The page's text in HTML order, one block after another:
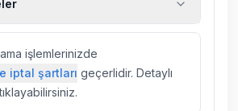
fiyatlara dahil değildir.
düzenli olarak ilaçlama
Buna rağmen çevrede
sinek vs. bulunma ihtimali
işlemlerinizde
iptal şartları geçerlidir. Detaylı